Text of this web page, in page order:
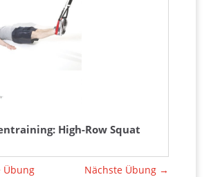
High-Row Squat
Übung Nächste Übung →